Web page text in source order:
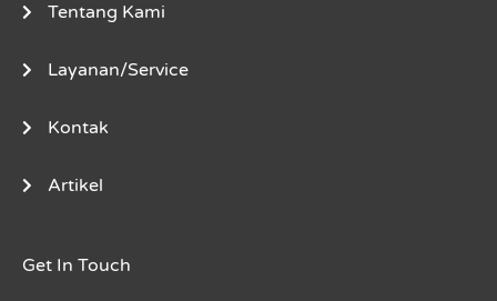
Tentang Kami
Layanan/Service
Kontak
Artikel
Get In Touch